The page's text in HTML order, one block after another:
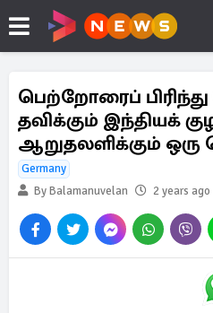
பெற்றோரைப்
தவிக்கும் இந்தியக்
ஆறுதலளிக்கும் ஒரு
Germany
By Balamanuvelan
2 years ago